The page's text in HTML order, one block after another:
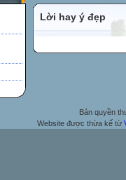
Lời hay ý đẹp
Bản quyền
Website được thừa kế từ